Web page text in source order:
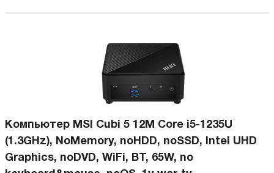
Компьютер MSI Cubi 5 12M Core i5-1235U
(1.3GHz), NoMemory, noHDD, noSSD, Intel UHD
Graphics, noDVD, WiFi, BT, 65W, no